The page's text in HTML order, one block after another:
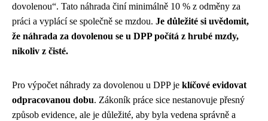
dovolenou“. Tato náhrada činí minimálně 10 % z odměny za
práci a vyplácí se společně se mzdou. Je důležité si uvědomit,
že náhrada za dovolenou se u DPP počítá z hrubé mzdy,
nikoliv z čisté.
Pro výpočet náhrady za dovolenou u DPP je klíčové evidovat
odpracovanou dobu. Zákoník práce sice nestanovuje přesný
způsob evidence, ale je důležité, aby byla vedena správně a